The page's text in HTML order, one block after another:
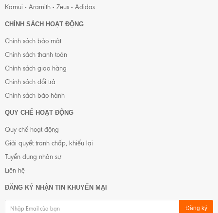
Kamui - Aramith - Zeus - Adidas
CHÍNH SÁCH HOẠT ĐỘNG
Chính sách bảo mật
Chính sách thanh toán
Chính sách giao hàng
Chính sách đổi trả
Chính sách bảo hành
QUY CHẾ HOẠT ĐỘNG
Quy chế hoạt động
Giải quyết tranh chấp, khiếu lại
Tuyển dụng nhân sự
Liên hệ
ĐĂNG KÝ NHẬN TIN KHUYẾN MẠI
Đăng ký